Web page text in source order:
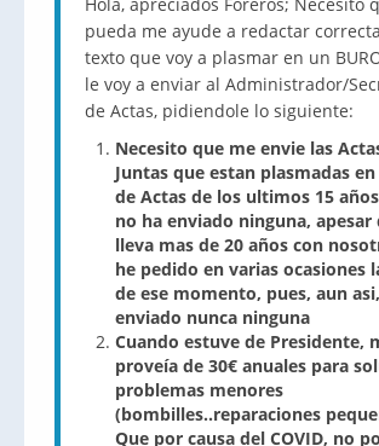
pueda me ayude a redactar
texto que voy a plasmar en un
le voy a enviar al Administrador/
de Actas, pidiendole lo siguiente:
Necesito que me envie las
Juntas que estan plasmadas
de Actas de los ultimos 15
no ha enviado ninguna, apesar
lleva mas de 20 años con
he pedido en varias ocasiones
de ese momento, pues, aun
enviado nunca ninguna
Cuando estuve de Presidente,
proveía de 30€ anuales para
problemas menores
(bombilles..reparaciones
Que por causa del COVID, no